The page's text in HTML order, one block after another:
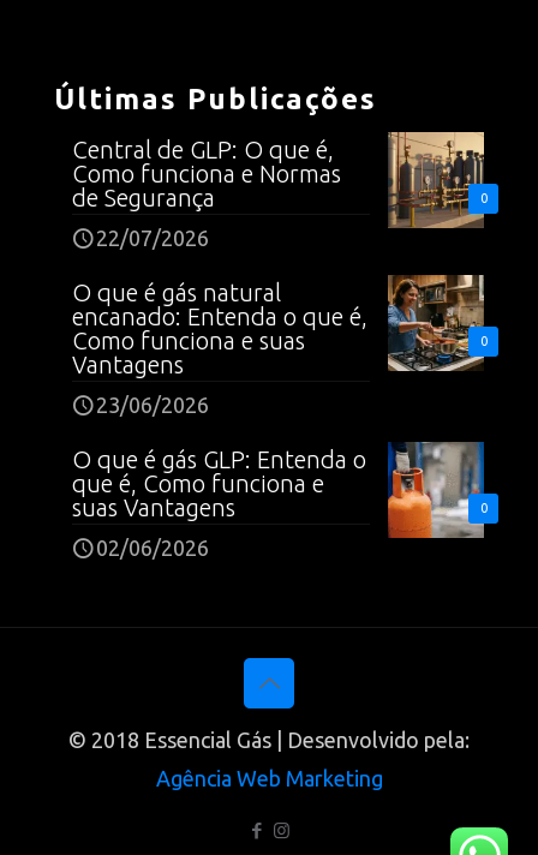
Últimas Publicações
0
Central de GLP: O que é,
Como funciona e Normas
de Segurança
22/07/2026
0
O que é gás natural
encanado: Entenda o que é,
Como funciona e suas
Vantagens
23/06/2026
0
O que é gás GLP: Entenda o
que é, Como funciona e
suas Vantagens
02/06/2026
© 2018 Essencial Gás | Desenvolvido pela:
Agência Web Marketing